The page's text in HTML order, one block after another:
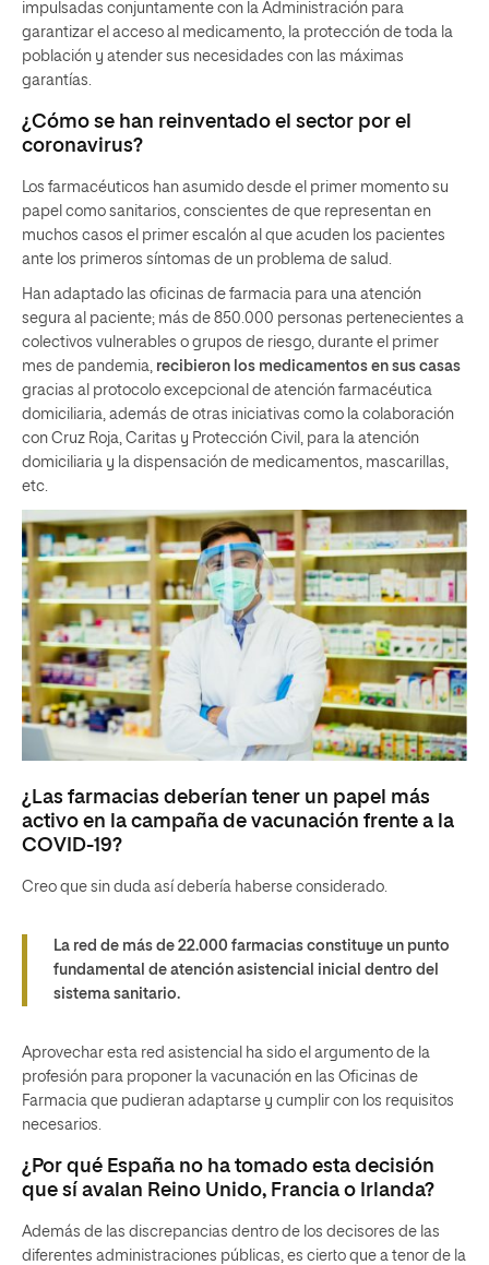
impulsadas conjuntamente con la Administración para
garantizar el acceso al medicamento, la protección de toda la
población y atender sus necesidades con las máximas
garantías.
¿Cómo se han reinventado el sector por el
coronavirus?
Los farmacéuticos han asumido desde el primer momento su
papel como sanitarios, conscientes de que representan en
muchos casos el primer escalón al que acuden los pacientes
ante los primeros síntomas de un problema de salud.
Han adaptado las oficinas de farmacia para una atención
segura al paciente; más de 850.000 personas pertenecientes a
colectivos vulnerables o grupos de riesgo, durante el primer
mes de pandemia, recibieron los medicamentos en sus casas
gracias al protocolo excepcional de atención farmacéutica
domiciliaria, además de otras iniciativas como la colaboración
con Cruz Roja, Caritas y Protección Civil, para la atención
domiciliaria y la dispensación de medicamentos, mascarillas,
etc.
¿Las farmacias deberían tener un papel más
activo en la campaña de vacunación frente a la
COVID-19?
Creo que sin duda así debería haberse considerado.
La red de más de 22.000 farmacias constituye un punto
fundamental de atención asistencial inicial dentro del
sistema sanitario.
Aprovechar esta red asistencial ha sido el argumento de la
profesión para proponer la vacunación en las Oficinas de
Farmacia que pudieran adaptarse y cumplir con los requisitos
necesarios.
¿Por qué España no ha tomado esta decisión
que sí avalan Reino Unido, Francia o Irlanda?
Además de las discrepancias dentro de los decisores de las
diferentes administraciones públicas, es cierto que a tenor de la